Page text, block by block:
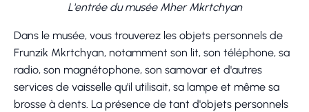
L'entrée du musée Mher Mkrtchyan
Dans le musée, vous trouverez les objets personnels de
Frunzik Mkrtchyan, notamment son lit, son téléphone, sa
radio, son magnétophone, son samovar et d'autres
services de vaisselle qu'il utilisait, sa lampe et même sa
brosse à dents. La présence de tant d'objets personnels